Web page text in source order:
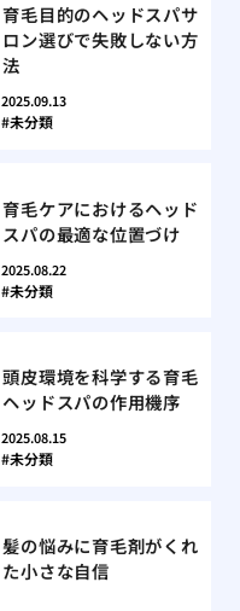
育毛目的のヘッドスパサ
ロン選びで失敗しない方
法
2025.09.13
未分類
育毛ケアにおけるヘッド
スパの最適な位置づけ
2025.08.22
未分類
頭皮環境を科学する育毛
ヘッドスパの作用機序
2025.08.15
未分類
髪の悩みに育毛剤がくれ
た小さな自信